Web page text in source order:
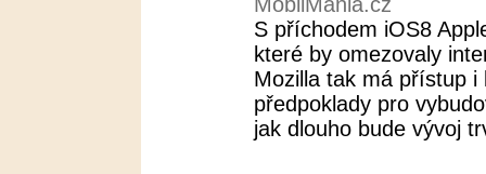
S příchodem iOS8
které by omezovaly
Mozilla tak má přístup
předpoklady pro
jak dlouho bude vývoj